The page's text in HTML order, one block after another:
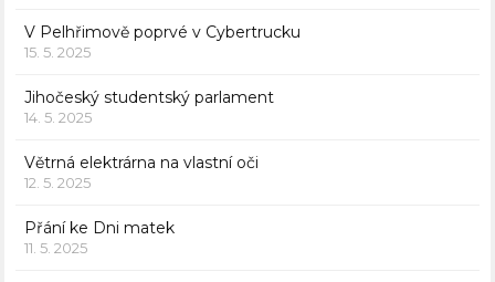
V Pelhřimově poprvé v Cybertrucku
15. 5. 2025
Jihočeský studentský parlament
14. 5. 2025
Větrná elektrárna na vlastní oči
12. 5. 2025
Přání ke Dni matek
11. 5. 2025